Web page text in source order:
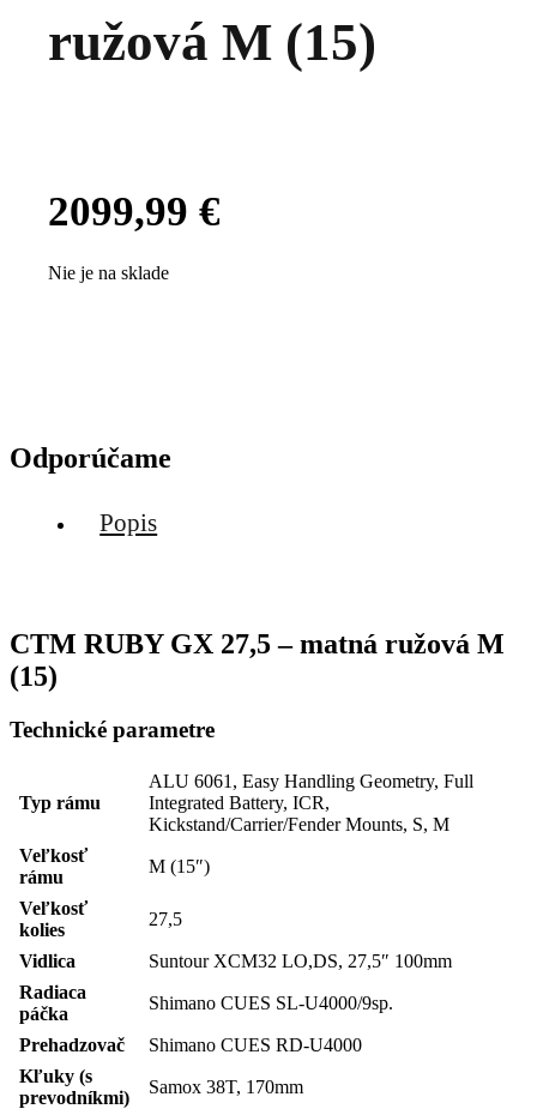
ružová M (15)
2099,99 €
Nie je na sklade
Odporúčame
Popis
CTM RUBY GX 27,5 – matná ružová M
(15)
Technické parametre
Typ rámu
ALU 6061, Easy Handling Geometry, Full
Integrated Battery, ICR,
Kickstand/Carrier/Fender Mounts, S, M
Veľkosť
rámu
M (15″)
Veľkosť
kolies
27,5
Vidlica
Suntour XCM32 LO,DS, 27,5″ 100mm
Radiaca
páčka
Shimano CUES SL-U4000/9sp.
Prehadzovač
Shimano CUES RD-U4000
Kľuky (s
prevodníkmi)
Samox 38T, 170mm